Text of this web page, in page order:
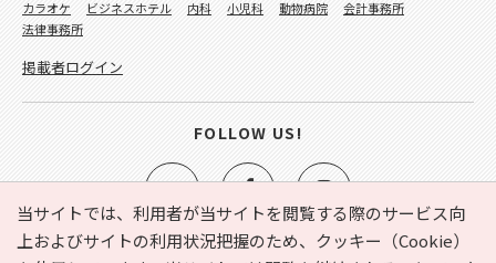
当サイトでは、利用者が当サイトを閲覧する際のサービス向
上およびサイトの利用状況把握のため、クッキー（Cookie）
カラオケ
ビジネスホテル 内科 小児科 動物病院
会計事務所
法律事務所
掲載者ログイン
FOLLOW US!